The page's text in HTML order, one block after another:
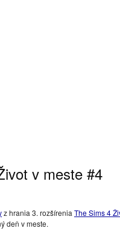
v meste #4
z hrania 3. rozšírenia The Sims 4
deň v meste.